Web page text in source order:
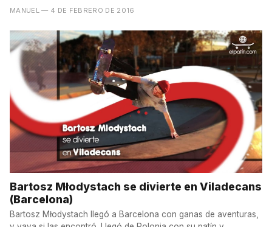
MANUEL — 4 DE FEBRERO DE 2016
Bartosz Młodystach se divierte en Viladecans
(Barcelona)
Bartosz Młodystach llegó a Barcelona con ganas de aventuras,